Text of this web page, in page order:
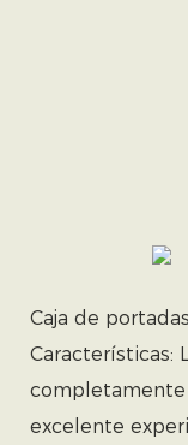
Caja de
Características:
completamente
excelente